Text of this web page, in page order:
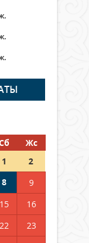
Жс
1
2
8
9
15
16
22
23